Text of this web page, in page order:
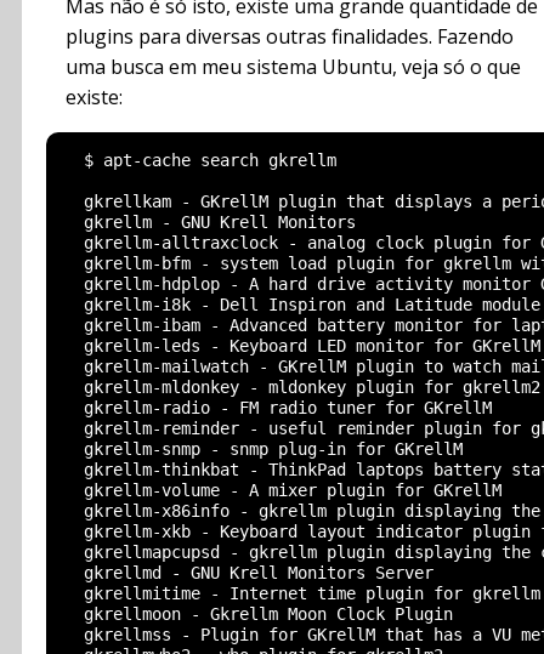
Mas não é só isto, existe uma grande quantidade de
plugins para diversas outras finalidades. Fazendo
uma busca em meu sistema Ubuntu, veja só o que
existe:
  $ apt-cache search gkrellm
gkrellkam - GKrellM plugin that displays a
  gkrellm - GNU Krell Monitors
gkrellm-alltraxclock - analog clock plugin for
gkrellm-bfm - system load plugin for gkrellm
gkrellm-hdplop - A hard drive activity monitor
gkrellm-i8k - Dell Inspiron and Latitude
gkrellm-ibam - Advanced battery monitor for
  gkrellm-leds - Keyboard LED monitor for GKrellM
gkrellm-mailwatch - GKrellM plugin to watch
  gkrellm-mldonkey - mldonkey plugin for gkrellm2
  gkrellm-radio - FM radio tuner for GKrellM
gkrellm-reminder - useful reminder plugin for
  gkrellm-snmp - snmp plug-in for GKrellM
gkrellm-thinkbat - ThinkPad laptops battery
  gkrellm-volume - A mixer plugin for GKrellM
gkrellm-x86info - gkrellm plugin displaying
gkrellm-xkb - Keyboard layout indicator plugin
gkrellmapcupsd - gkrellm plugin displaying the
  gkrellmd - GNU Krell Monitors Server
  gkrellmitime - Internet time plugin for gkrellm
  gkrellmoon - Gkrellm Moon Clock Plugin
gkrellmss - Plugin for GKrellM that has a VU